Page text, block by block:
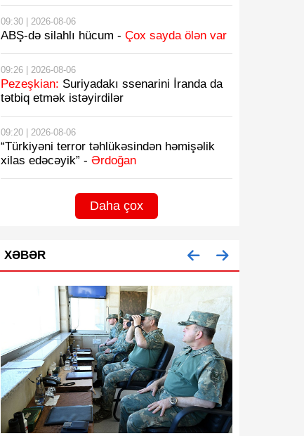
09:30 | 2026-08-06
ABŞ-də silahlı hücum - Çox sayda ölən var
09:26 | 2026-08-06
Pezeşkian: Suriyadakı ssenarini İranda da
tətbiq etmək istəyirdilər
09:20 | 2026-08-06
“Türkiyəni terror təhlükəsindən həmişəlik
xilas edəcəyik” - Ərdoğan
Daha çox
XƏBƏR